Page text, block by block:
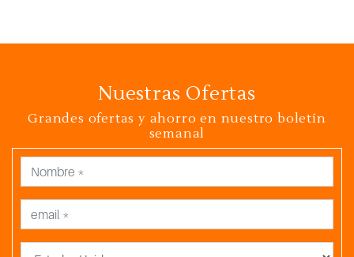
Nuestras Ofertas
Grandes ofertas y ahorro en nuestro boletín
semanal